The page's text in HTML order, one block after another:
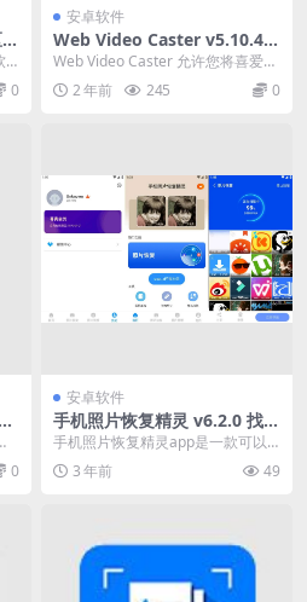
0
安卓软件
Web Video Caster v5.10.4
网络视频投屏，解锁高级版
Web Video Caster 允许您将喜爱观
看的网站上视频，包括：电影、电
视...2 年前 245 0
0
安卓软件
手机照片恢复精灵 v6.2.0 找回
误删照片的工具软件，去广告
手机照片恢复精灵app是一款可以
找回误删照片的工具软件，软件界
面简约，基本都是一...
3 年前 49